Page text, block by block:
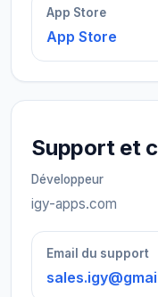
App Store
App Store
Support et
Développeur
igy-apps.com
Email du support